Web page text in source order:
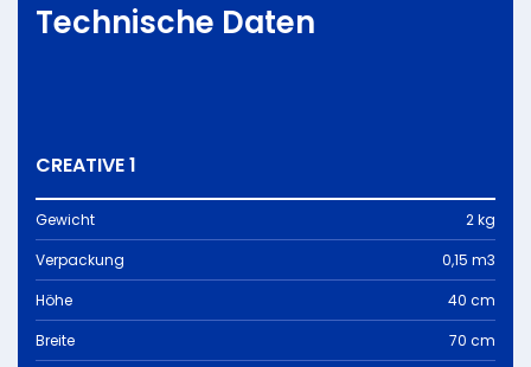
Technische Daten
CREATIVE 1
Gewicht
2 kg
Verpackung
0,15 m3
Höhe
40 cm
Breite
70 cm